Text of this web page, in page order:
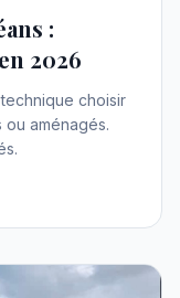
:
2026
choisir
aménagés.